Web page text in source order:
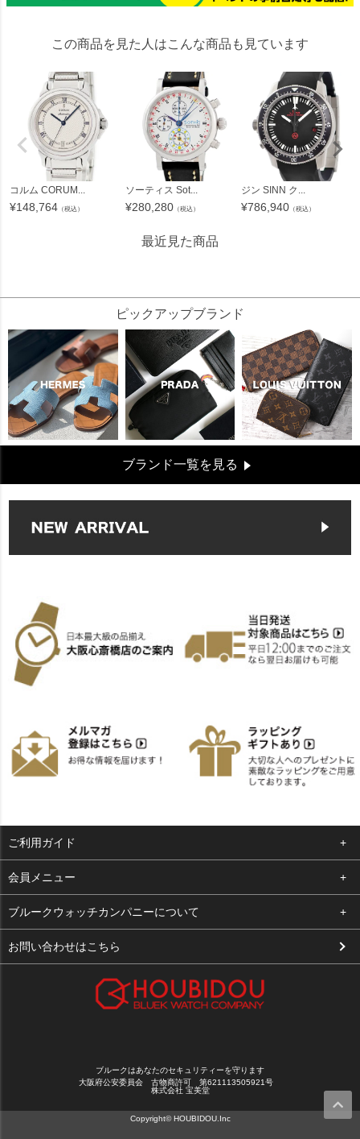
この商品を見た人はこんな商品も見ています
コルム CORUM...
¥148,764 （税込）
ソーティス Sot...
¥280,280 （税込）
ジン SINN ク...
¥786,940 （税込）
最近見た商品
ピックアップブランド
ブランド一覧を見る
ご利用ガイド
よくある質問
支払い・送料
お客様の声
会員メニュー
ログイン
お気に入り
ブルークウォッチカンパニーについて
会社概要
お問い合わせはこちら
ブルークはあなたのセキュリティーを守ります
大阪府公安委員会 古物商許可 第621113505921号
株式会社 宝美堂
Copyright© HOUBIDOU.Inc